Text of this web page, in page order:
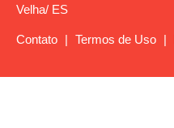
Velha/ ES
Contato | Termos de Uso |